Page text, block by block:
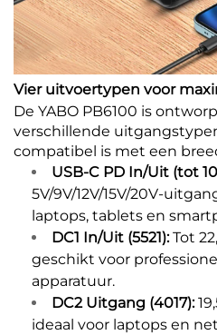
Vier uitvoertypen voor
De YABO PB6100 is
verschillende
compatibel is met een
USB-C PD In/Uit (tot
5V/9V/12V/15V/20V-
laptops, tablets en
DC1 In/Uit (5521):Tot
geschikt voor
apparatuur.
DC2 Uitgang (4017):
ideaal voor laptops en